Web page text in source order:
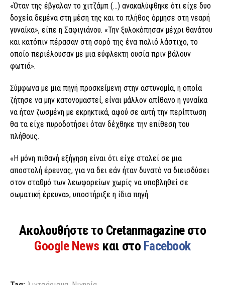
«Όταν της έβγαλαν το χιτζάμπ (…) ανακαλύφθηκε ότι είχε δυο
δοχεία δεμένα στη μέση της και το πλήθος όρμησε στη νεαρή
γυναίκα», είπε η Σαφιγιάνου. «Την ξυλοκόπησαν μέχρι θανάτου
και κατόπιν πέρασαν στη σορό της ένα παλιό λάστιχο, το
οποίο περιέλουσαν με μια εύφλεκτη ουσία πριν βάλουν
φωτιά».
Σύμφωνα με μια πηγή προσκείμενη στην αστυνομία, η οποία
ζήτησε να μην κατονομαστεί, είναι μάλλον απίθανο η γυναίκα
να ήταν ζωσμένη με εκρηκτικά, αφού σε αυτή την περίπτωση
θα τα είχε πυροδοτήσει όταν δέχθηκε την επίθεση του
πλήθους.
«Η μόνη πιθανή εξήγηση είναι ότι είχε σταλεί σε μια
αποστολή έρευνας, για να δει εάν ήταν δυνατό να διεισδύσει
στον σταθμό των λεωφορείων χωρίς να υποβληθεί σε
σωματική έρευνα», υποστήριξε η ίδια πηγή.
Ακολουθήστε το Cretanmagazine στο
Google News και στο Facebook